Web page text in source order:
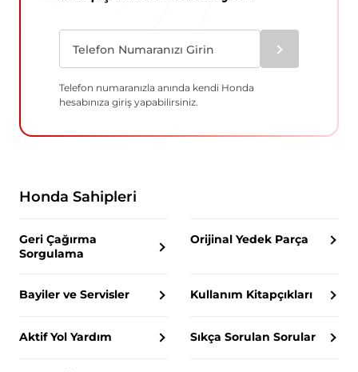
Telefon numaranızla anında kendi Honda
hesabınıza giriş yapabilirsiniz.
Honda Sahipleri
Geri Çağırma
Sorgulama
Orijinal Yedek Parça
Bayiler ve Servisler Kullanım Kitapçıkları
Aktif Yol Yardım Sıkça Sorulan Sorular